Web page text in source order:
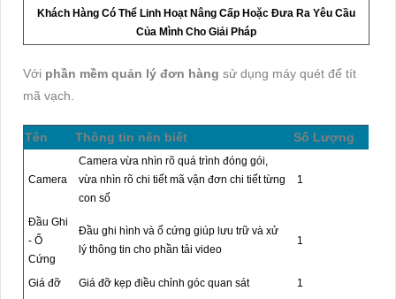
Khách Hàng Có Thể Linh Hoạt Nâng Cấp Hoặc Đưa Ra Yêu Cầu
Của Mình Cho Giải Pháp
Với phần mềm quản lý đơn hàng sử dụng máy quét để tít
mã vạch.
Tên Thông tin nên biết Số Lượng
Camera
Camera vừa nhìn rõ quá trình đóng gói,
vừa nhìn rõ chi tiết mã vận đơn chi tiết từng
con số
1
Đầu Ghi
- Ổ
Cứng
Đầu ghi hình và ổ cứng giúp lưu trữ và xử
lý thông tin cho phần tải video
1
Giá đỡ Giá đỡ kẹp điều chỉnh góc quan sát
1